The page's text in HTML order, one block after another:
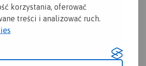
korzystania, oferować
treści i analizować ruch.